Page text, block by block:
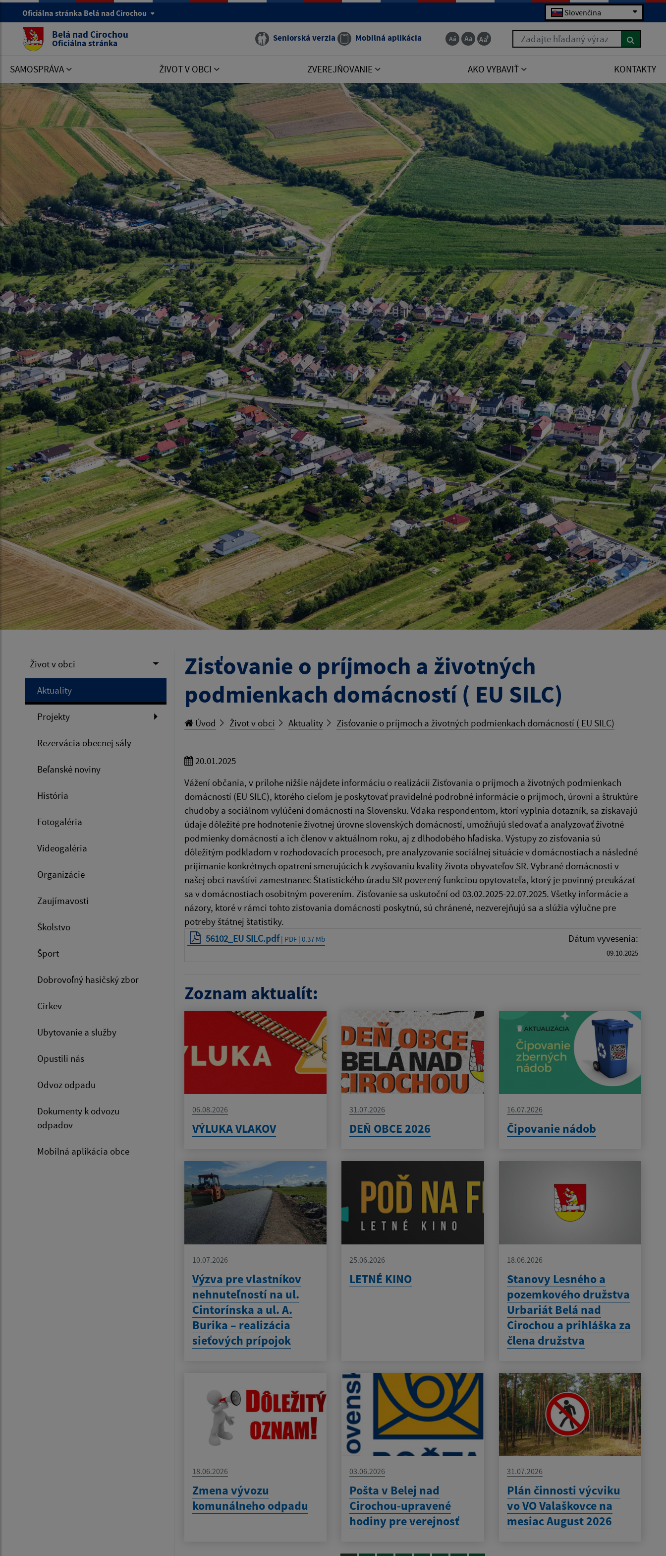
Oficiálna stránka Belá nad Cirochou Slovenčina
Belá nad Cirochou
Oficiálna stránka Seniorská verzia Mobilná aplikácia Zadajte hľadaný výraz
SAMOSPRÁVA ŽIVOT V OBCI ZVEREJŇOVANIE AKO VYBAVIŤ KONTAKTY
Život v obci
Aktuality
Projekty
Rezervácia obecnej sály
Beľanské noviny
História
Fotogaléria
Videogaléria
Organizácie
Zaujímavosti
Školstvo
Šport
Dobrovoľný hasičský zbor
Cirkev
Ubytovanie a služby
Opustili nás
Odvoz odpadu
Dokumenty k odvozu
odpadov
Mobilná aplikácia obce
Zisťovanie o príjmoch a životných
podmienkach domácností ( EU SILC)
Úvod Život v obci Aktuality Zisťovanie o príjmoch a životných podmienkach domácností ( EU SILC)
20.01.2025
Vážení občania, v prílohe nižšie nájdete informáciu o realizácii Zisťovania o príjmoch a životných podmienkach
domácností (EU SILC), ktorého cieľom je poskytovať pravidelné podrobné informácie o príjmoch, úrovni a štruktúre
chudoby a sociálnom vylúčení domácností na Slovensku. Vďaka respondentom, ktorí vyplnia dotazník, sa získavajú
údaje dôležité pre hodnotenie životnej úrovne slovenských domácností, umožňujú sledovať a analyzovať životné
podmienky domácností a ich členov v aktuálnom roku, aj z dlhodobého hľadiska. Výstupy zo zisťovania sú
dôležitým podkladom v rozhodovacích procesoch, pre analyzovanie sociálnej situácie v domácnostiach a následné
prijímanie konkrétnych opatrení smerujúcich k zvyšovaniu kvality života obyvateľov SR. Vybrané domácnosti v
našej obci navštívi zamestnanec Štatistického úradu SR poverený funkciou opytovateľa, ktorý je povinný preukázať
sa v domácnostiach osobitným poverením. Zisťovanie sa uskutoční od 03.02.2025-22.07.2025. Všetky informácie a
názory, ktoré v rámci tohto zisťovania domácnosti poskytnú, sú chránené, nezverejňujú sa a slúžia výlučne pre
potreby štátnej štatistiky.
56102_EU SILC.pdf| PDF | 0.37 Mb Dátum vyvesenia:
09.10.2025
Zoznam aktualít:
06.08.2026
VÝLUKA VLAKOV
31.07.2026
DEŇ OBCE 2026
16.07.2026
Čipovanie nádob
10.07.2026
Výzva pre vlastníkov
nehnuteľností na ul.
Cintorínska a ul. A.
Burika – realizácia
sieťových prípojok
25.06.2026
LETNÉ KINO
18.06.2026
Stanovy Lesného a
pozemkového družstva
Urbariát Belá nad
Cirochou a prihláška za
člena družstva
18.06.2026
Zmena vývozu
komunálneho odpadu
03.06.2026
Pošta v Belej nad
Cirochou-upravené
hodiny pre verejnosť
31.07.2026
Plán činnosti výcviku
vo VO Valaškovce na
mesiac August 2026